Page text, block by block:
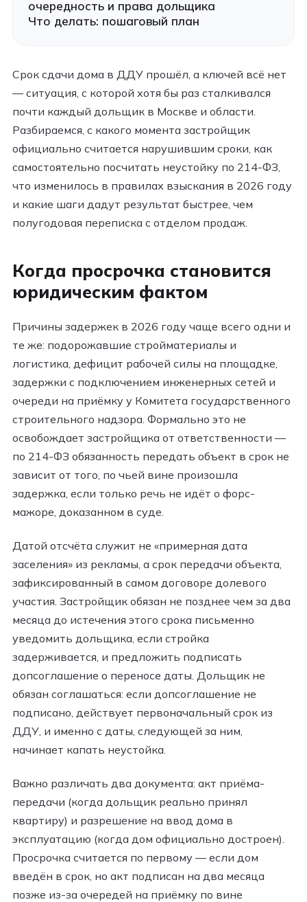
очередность и права дольщика
Что делать: пошаговый план
Срок сдачи дома в ДДУ прошёл, а ключей всё нет
— ситуация, с которой хотя бы раз сталкивался
почти каждый дольщик в Москве и области.
Разбираемся, с какого момента застройщик
официально считается нарушившим сроки, как
самостоятельно посчитать неустойку по 214-ФЗ,
что изменилось в правилах взыскания в 2026 году
и какие шаги дадут результат быстрее, чем
полугодовая переписка с отделом продаж.
Когда просрочка становится
юридическим фактом
Причины задержек в 2026 году чаще всего одни и
те же: подорожавшие стройматериалы и
логистика, дефицит рабочей силы на площадке,
задержки с подключением инженерных сетей и
очереди на приёмку у Комитета государственного
строительного надзора. Формально это не
освобождает застройщика от ответственности —
по 214-ФЗ обязанность передать объект в срок не
зависит от того, по чьей вине произошла
задержка, если только речь не идёт о форс-
мажоре, доказанном в суде.
Датой отсчёта служит не «примерная дата
заселения» из рекламы, а срок передачи объекта,
зафиксированный в самом договоре долевого
участия. Застройщик обязан не позднее чем за два
месяца до истечения этого срока письменно
уведомить дольщика, если стройка
задерживается, и предложить подписать
допсоглашение о переносе даты. Дольщик не
обязан соглашаться: если допсоглашение не
подписано, действует первоначальный срок из
ДДУ, и именно с даты, следующей за ним,
начинает капать неустойка.
Важно различать два документа: акт приёма-
передачи (когда дольщик реально принял
квартиру) и разрешение на ввод дома в
эксплуатацию (когда дом официально достроен).
Просрочка считается по первому — если дом
введён в срок, но акт подписан на два месяца
позже из-за очередей на приёмку по вине